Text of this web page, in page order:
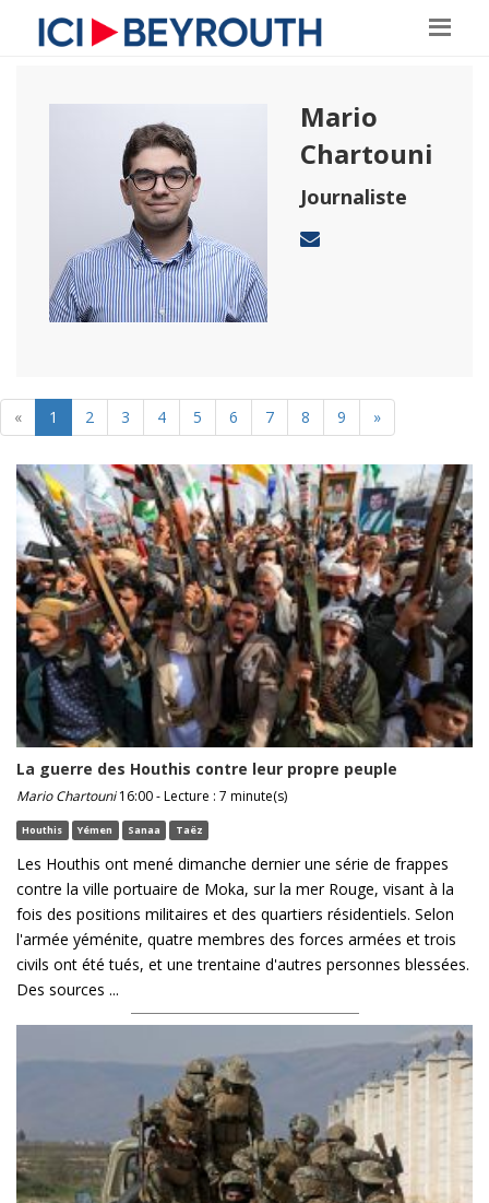
Mario
Chartouni
Journaliste
« 1 2 3 4 5 6 7 8 9 »
La guerre des Houthis contre leur propre peuple
Mario Chartouni16:00 - Lecture : 7 minute(s)
Houthis Yémen Sanaa Taëz
Les Houthis ont mené dimanche dernier une série de frappes
contre la ville portuaire de Moka, sur la mer Rouge, visant à la
fois des positions militaires et des quartiers résidentiels. Selon
l'armée yéménite, quatre membres des forces armées et trois
civils ont été tués, et une trentaine d'autres personnes blessées.
Des sources ...